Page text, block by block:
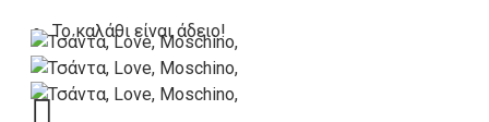
Το καλάθι είναι άδειο!